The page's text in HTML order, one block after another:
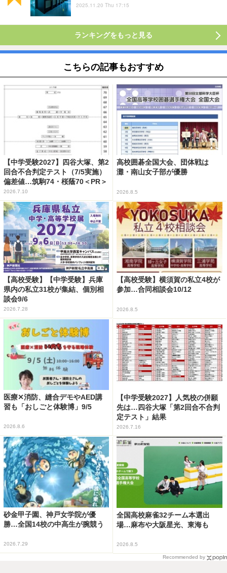
2025.11.20 Thu 17:15
ランキングをもっと見る
こちらの記事もおすすめ
【中学受験2027】四谷大塚、第2
回合不合判定テスト（7/5実施）
偏差値…筑駒74・桜蔭70＜PR＞
2026.7.10
高校囲碁全国大会、団体戦は
灘・南山女子部が優勝
2026.8.5
【高校受験】【中学受験】兵庫
県内の私立31校が集結、個別相
談会9/6
2026.7.28
【高校受験】横須賀の私立4校が
参加…合同相談会10/12
2026.8.5
医療✕消防、縫合デモやAED講
習も「おしごと体験博」9/5
2026.8.6
【中学受験2027】人気校の併願
先は…四谷大塚「第2回合不合判
定テスト」結果
2026.7.16
砂金甲子園、神戸女学院が優
勝…全国14校の中高生が腕競う
2026.7.29
全国高校麻雀32チーム本選出
場…麻布や大阪星光、東海も
2026.8.5
Recommended by